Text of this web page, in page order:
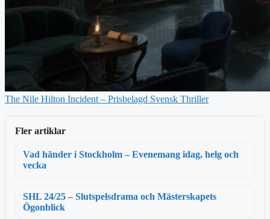
The Nile Hilton Incident – Prisbelagd Svensk Thriller
Fler artiklar
Vad händer i Stockholm – Evenemang idag, helg och
vecka
SHL 24/25 – Slutspelsdrama och Mästerskapets
Ögonblick